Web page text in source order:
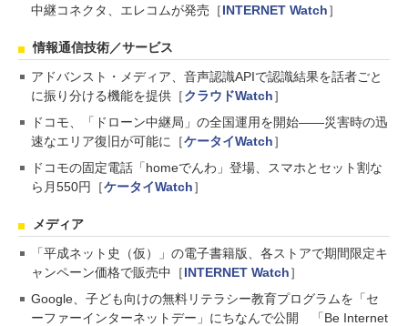
中継コネクタ、エレコムが発売［INTERNET Watch］
情報通信技術／サービス
アドバンスト・メディア、音声認識APIで認識結果を話者ごと
に振り分ける機能を提供［クラウドWatch］
ドコモ、「ドローン中継局」の全国運用を開始――災害時の迅
速なエリア復旧が可能に［ケータイWatch］
ドコモの固定電話「homeでんわ」登場、スマホとセット割な
ら月550円［ケータイWatch］
メディア
「平成ネット史（仮）」の電子書籍版、各ストアで期間限定キ
ャンペーン価格で販売中［INTERNET Watch］
Google、子ども向けの無料リテラシー教育プログラムを「セ
ーファーインターネットデー」にちなんで公開 「Be Internet